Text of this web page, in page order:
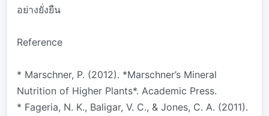
อย่างยั่งยืน
Reference
* Marschner, P. (2012). *Marschner’s Mineral
Nutrition of Higher Plants*. Academic Press.
* Fageria, N. K., Baligar, V. C., & Jones, C. A. (2011).